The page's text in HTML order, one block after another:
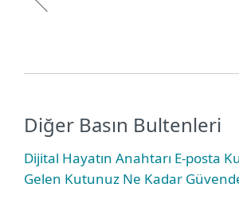
Diğer Basın Bultenleri
Dijital Hayatın Anahtarı E-posta
Gelen Kutunuz Ne Kadar